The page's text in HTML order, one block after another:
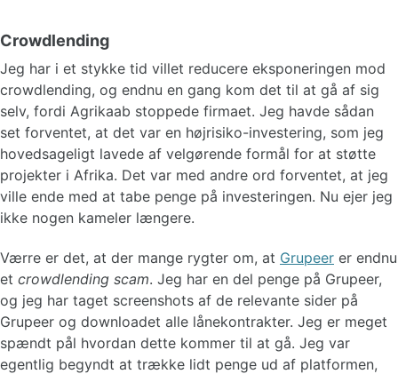
Crowdlending
Jeg har i et stykke tid villet reducere eksponeringen mod
crowdlending, og endnu en gang kom det til at gå af sig
selv, fordi Agrikaab stoppede firmaet. Jeg havde sådan
set forventet, at det var en højrisiko-investering, som jeg
hovedsageligt lavede af velgørende formål for at støtte
projekter i Afrika. Det var med andre ord forventet, at jeg
ville ende med at tabe penge på investeringen. Nu ejer jeg
ikke nogen kameler længere.
Værre er det, at der mange rygter om, at Grupeer er endnu
et crowdlending scam. Jeg har en del penge på Grupeer,
og jeg har taget screenshots af de relevante sider på
Grupeer og downloadet alle lånekontrakter. Jeg er meget
spændt pål hvordan dette kommer til at gå. Jeg var
egentlig begyndt at trække lidt penge ud af platformen,